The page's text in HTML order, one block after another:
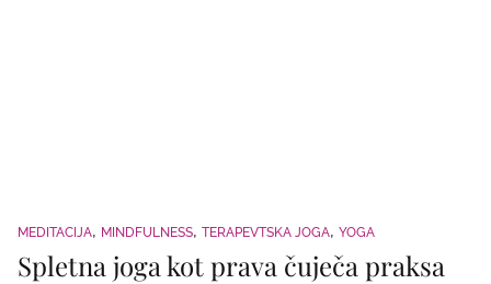
MEDITACIJA MINDFULNESS TERAPEVTSKA JOGA YOGA
Spletna joga kot prava čuječa praksa